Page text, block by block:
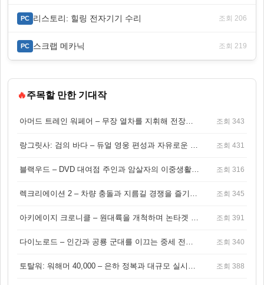
PC 리스토리: 힐링 전자기기 수리 조회 206
PC 스크랩 메카닉 조회 219
🔥주목할 만한 기대작
아머드 트레인 워페어 – 무장 열차를 지휘해 전장을 돌파하는 생존 전투 게임 조회 343
랑그릿사: 검의 바다 – 듀얼 영웅 편성과 자유로운 탐험을 결합한 판타지 전략 RPG 조회 431
블랙우드 – DVD 대여점 주인과 암살자의 이중생활을 그린 3인칭 액션 스릴러 게임 조회 316
렉크리에이션 2 – 차량 충돌과 지름길 경쟁을 즐기는 오픈월드 아케이드 레이싱 게임 조회 345
아키에이지 크로니클 – 원대륙을 개척하며 논타겟 전투를 즐기는 오픈월드 MMORPG 조회 391
다이노로드 – 인간과 공룡 군대를 이끄는 중세 전략 액션 RPG 조회 340
토탈워: 워해머 40,000 – 은하 정복과 대규모 실시간 전투가 결합된 전략 게임! 조회 388